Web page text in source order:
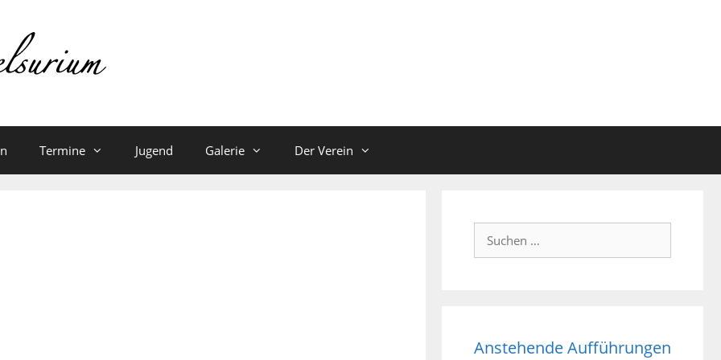
Termine Jugend Galerie Der Verein
Suchen
Anstehende Aufführungen